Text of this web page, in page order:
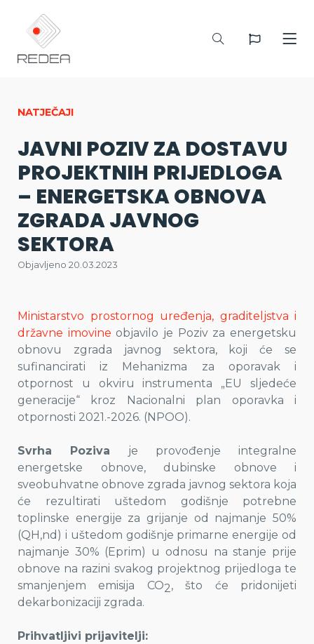
NATJEČAJI
JAVNI POZIV ZA DOSTAVU
PROJEKTNIH PRIJEDLOGA
– ENERGETSKA OBNOVA
ZGRADA JAVNOG
SEKTORA
Objavljeno 20.03.2023
Ministarstvo prostornog uređenja, graditeljstva i
državne imovine objavilo je Poziv za energetsku
obnovu zgrada javnog sektora, koji će se
sufinancirati iz Mehanizma za oporavak i
otpornost u okviru instrumenta „EU sljedeće
generacije“ kroz Nacionalni plan oporavka i
otpornosti 2021.-2026. (NPOO).
Svrha Poziva je provođenje integralne
energetske obnove, dubinske obnove i
sveobuhvatne obnove zgrada javnog sektora koja
će rezultirati uštedom godišnje potrebne
toplinske energije za grijanje od najmanje 50%
(QH,nd) i uštedom godišnje primarne energije od
najmanje 30% (Eprim) u odnosu na stanje prije
obnove na razini svakog projektnog prijedloga te
smanjenjem emisija CO2, što će pridonijeti
dekarbonizaciji zgrada.
Prihvatljivi prijavitelji: